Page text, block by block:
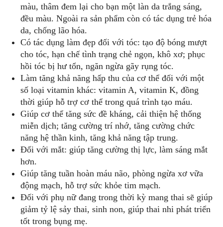
màu, thâm đem lại cho bạn một làn da trắng sáng,
đều màu. Ngoài ra sản phẩm còn có tác dụng trẻ hóa
da, chống lão hóa.
Có tác dụng làm đẹp đối với tóc: tạo độ bóng mượt
cho tóc, hạn chế tình trạng chẻ ngọn, khô xơ; phục
hồi tóc bị hư tổn, ngăn ngừa gãy rụng tóc.
Làm tăng khả năng hấp thu của cơ thể đối với một
số loại vitamin khác: vitamin A, vitamin K, đồng
thời giúp hỗ trợ cơ thể trong quá trình tạo máu.
Giúp cơ thể tăng sức đề kháng, cải thiện hệ thống
miễn dịch; tăng cường trí nhớ, tăng cường chức
năng hệ thần kinh, tăng khả năng tập trung.
Đối với mắt: giúp tăng cường thị lực, làm sáng mắt
hơn.
Giúp tăng tuần hoàn máu não, phòng ngừa xơ vữa
động mạch, hỗ trợ sức khỏe tim mạch.
Đối với phụ nữ đang trong thời kỳ mang thai sẽ giúp
giảm tỷ lệ sảy thai, sinh non, giúp thai nhi phát triển
tốt trong bụng mẹ.